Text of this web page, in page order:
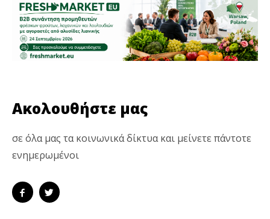
Ακολουθήστε μας
σε όλα μας τα κοινωνικά δίκτυα και μείνετε πάντοτε
ενημερωμένοι